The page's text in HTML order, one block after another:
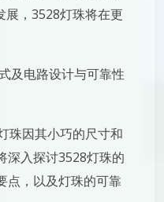
展，3528灯珠将在更
及电路设计与可靠性
珠因其小巧的尺寸和
深入探讨3528灯珠的
点，以及灯珠的可靠